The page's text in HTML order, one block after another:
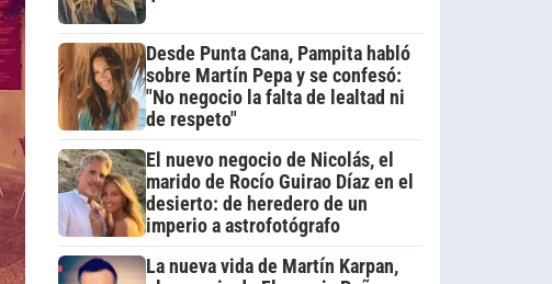
Desde Punta Cana, Pampita habló
sobre Martín Pepa y se confesó:
"No negocio la falta de lealtad ni
de respeto"
El nuevo negocio de Nicolás, el
marido de Rocío Guirao Díaz en el
desierto: de heredero de un
imperio a astrofotógrafo
La nueva vida de Martín Karpan,